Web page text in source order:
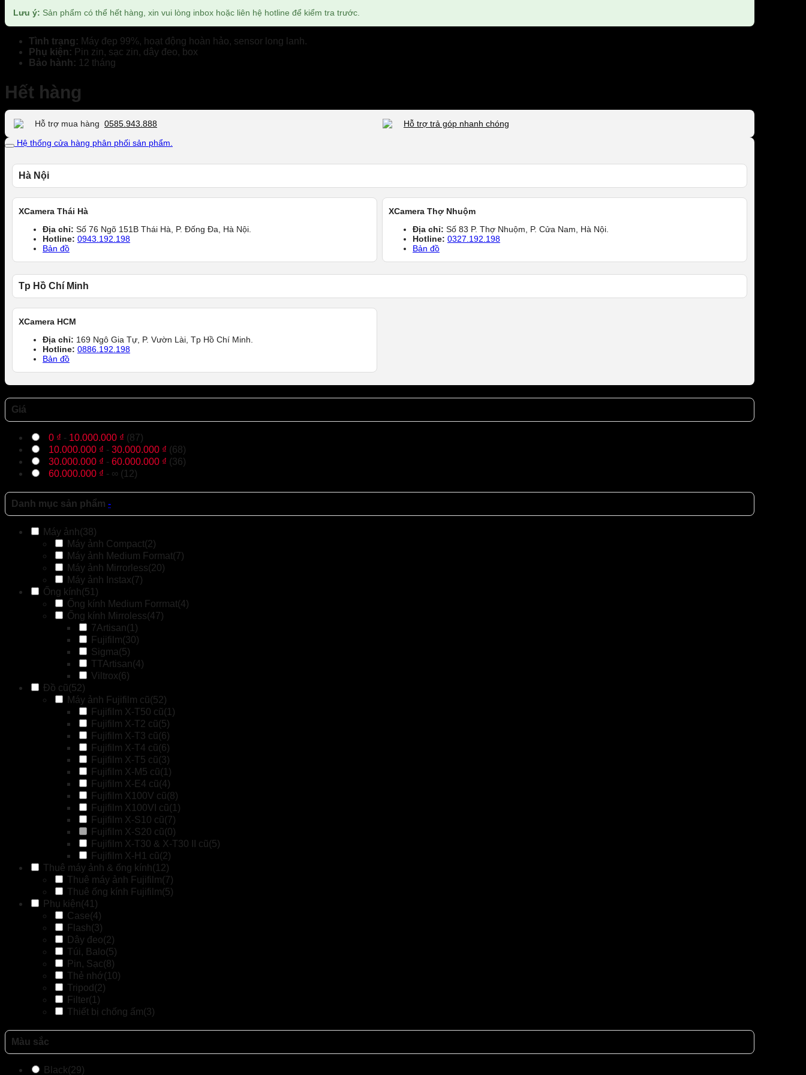
20.490.000 ₫.
Lưu ý: Sản phẩm có thể hết hàng, xin vui lòng inbox hoặc liên hệ hotline để kiểm tra trước.
Tình trạng: Máy đẹp 99%, hoạt động hoàn hảo, sensor long lanh.
Phụ kiện: Pin zin, sạc zin, dây đeo, box
Bảo hành: 12 tháng
Hết hàng
Hỗ trợ mua hàng 0585.943.888
Hỗ trợ trả góp nhanh chóng
Hệ thống cửa hàng phân phối sản phẩm.
Hà Nội
XCamera Thái Hà
Địa chỉ: Số 76 Ngõ 151B Thái Hà, P. Đống Đa, Hà Nội.
Hotline: 0943.192.198
Bản đồ
XCamera Thợ Nhuộm
Địa chỉ: Số 83 P. Thợ Nhuộm, P. Cửa Nam, Hà Nội.
Hotline: 0327.192.198
Bản đồ
Tp Hồ Chí Minh
XCamera HCM
Địa chỉ: 169 Ngô Gia Tự, P. Vườn Lài, Tp Hồ Chí Minh.
Hotline: 0886.192.198
Bản đồ
Giá
0 ₫ - 10.000.000 ₫ (87)
10.000.000 ₫ - 30.000.000 ₫ (68)
30.000.000 ₫ - 60.000.000 ₫ (36)
60.000.000 ₫ - ∞ (12)
Danh mục sản phẩm -
Máy ảnh(38)
Máy ảnh Compact(2)
Máy ảnh Medium Format(7)
Máy ảnh Mirrorless(20)
Máy ảnh Instax(7)
Ống kính(51)
Ống kính Medium Forrmat(4)
Ống kính Mirroless(47)
7Artisan(1)
Fujifilm(30)
Sigma(5)
TTArtisan(4)
Viltrox(6)
Đồ cũ(52)
Máy ảnh Fujifilm cũ(52)
Fujifilm X-T50 cũ(1)
Fujifilm X-T2 cũ(5)
Fujifilm X-T3 cũ(6)
Fujifilm X-T4 cũ(6)
Fujifilm X-T5 cũ(3)
Fujifilm X-M5 cũ(1)
Fujifilm X-E4 cũ(4)
Fujifilm X100V cũ(8)
Fujifilm X100VI cũ(1)
Fujifilm X-S10 cũ(7)
Fujifilm X-S20 cũ(0)
Fujifilm X-T30 & X-T30 II cũ(5)
Fujifilm X-H1 cũ(2)
Thuê máy ảnh & ống kính(12)
Thuê máy ảnh Fujifilm(7)
Thuê ống kính Fujifilm(5)
Phụ kiện(41)
Case(4)
Flash(3)
Dây đeo(2)
Túi, Balo(5)
Pin, Sạc(8)
Thẻ nhớ(10)
Tripod (2)
Filter(1)
Thiết bị chống ấm(3)
Màu sắc
Black(29)